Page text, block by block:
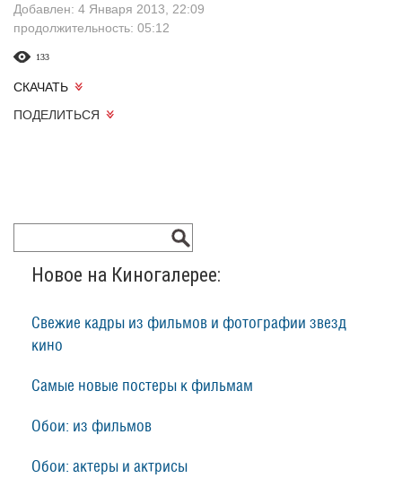
Добавлен: 4 Января 2013, 22:09
продолжительность: 05:12
133
СКАЧАТЬ
ПОДЕЛИТЬСЯ
Новое на Киногалерее:
Свежие кадры из фильмов и фотографии звезд
кино
Самые новые постеры к фильмам
Обои: из фильмов
Обои: актеры и актрисы